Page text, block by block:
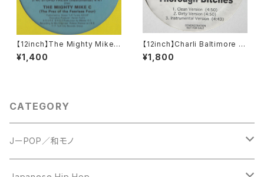
【12inch】The Mighty Mike
C / (I'm) Stupid Fresh
¥1,400
【12inch】Charli Baltimore /
Thorough Bitches / Everyb
ody Wanna Know
¥1,800
CATEGORY
JーPOP／和モノ